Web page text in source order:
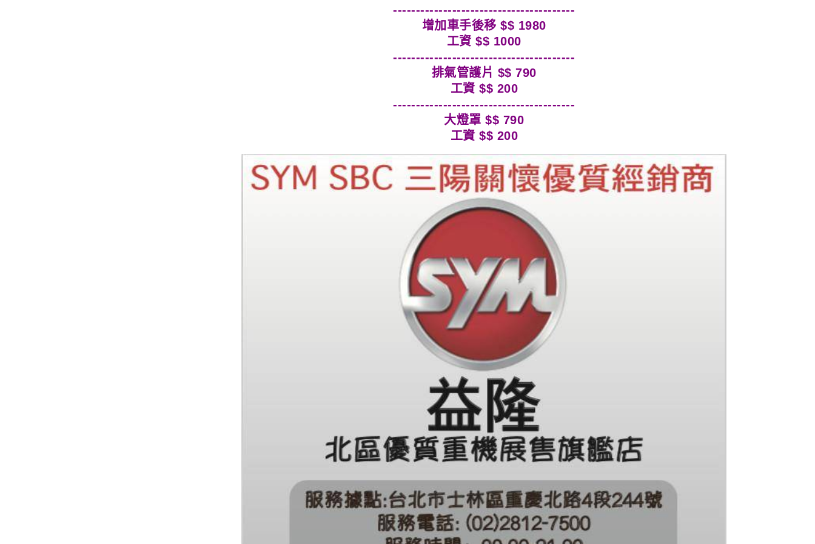
----------------------------------------
增加車手後移 $$ 1980
工資 $$ 1000
----------------------------------------
排氣管護片 $$ 790
工資 $$ 200
​​​​​​​​​​​​​​----------------------------------------
大燈罩 $$ 790
工資 $$ 200